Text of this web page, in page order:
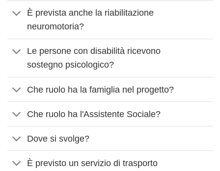
È prevista anche la riabilitazione
neuromotoria?
Le persone con disabilità ricevono
sostegno psicologico?
Che ruolo ha la famiglia nel progetto?
Che ruolo ha l'Assistente Sociale?
Dove si svolge?
È previsto un servizio di trasporto